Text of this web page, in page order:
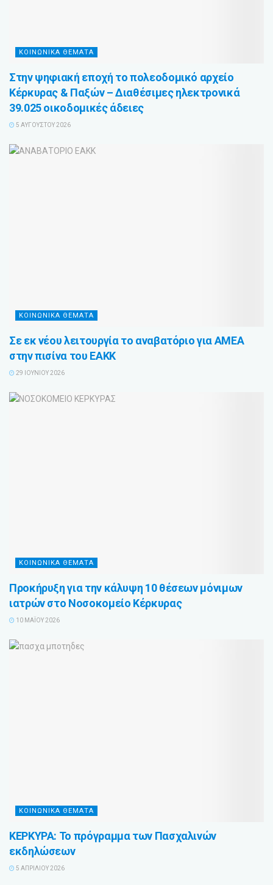
ΚΟΙΝΩΝΙΚΑ ΘΕΜΑΤΑ
Στην ψηφιακή εποχή το πολεοδομικό αρχείο
Κέρκυρας & Παξών – Διαθέσιμες ηλεκτρονικά
39.025 οικοδομικές άδειες
5 ΑΥΓΟΎΣΤΟΥ 2026
ΚΟΙΝΩΝΙΚΑ ΘΕΜΑΤΑ
Σε εκ νέου λειτουργία το αναβατόριο για ΑΜΕΑ
στην πισίνα του ΕΑΚΚ
29 ΙΟΥΝΊΟΥ 2026
ΚΟΙΝΩΝΙΚΑ ΘΕΜΑΤΑ
Προκήρυξη για την κάλυψη 10 θέσεων μόνιμων
ιατρών στο Νοσοκομείο Κέρκυρας
10 ΜΑΪ́ΟΥ 2026
ΚΟΙΝΩΝΙΚΑ ΘΕΜΑΤΑ
ΚΕΡΚΥΡΑ: Το πρόγραμμα των Πασχαλινών
εκδηλώσεων
5 ΑΠΡΙΛΊΟΥ 2026